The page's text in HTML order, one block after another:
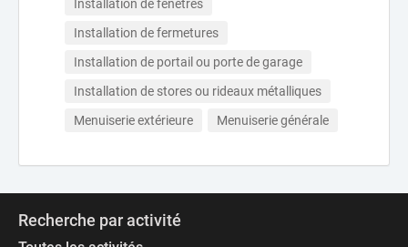
Installation de fenêtres
Installation de fermetures
Installation de portail ou porte de garage
Installation de stores ou rideaux métalliques
Menuiserie extérieure
Menuiserie générale
Recherche par activité